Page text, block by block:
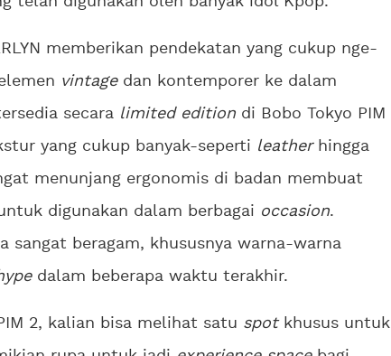
memberikan pendekatan yang cukup nge-
vintagedan kontemporer ke dalam
secara limited edition di Bobo Tokyo PIM
yang cukup banyak-seperti leatherhingga
menunjang ergonomis di badan membuat
digunakan dalam berbagai occasion.
sangat beragam, khususnya warna-warna
dalam beberapa waktu terakhir.
2, kalian bisa melihat satu spotkhusus untuk